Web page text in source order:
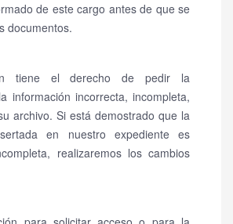
de este cargo antes de que se
documentos.
tiene el derecho de pedir la
información incorrecta, incompleta,
archivo. Si está demostrado que la
en nuestro expediente es
realizaremos los cambios